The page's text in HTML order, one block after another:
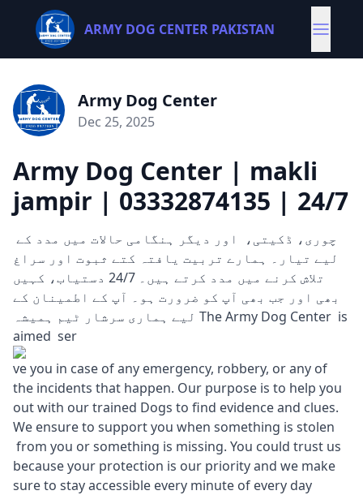
ARMY DOG CENTER PAKISTAN
Army Dog Center
Dec 25, 2025
Army Dog Center | makli
jampir | 03332874135 | 24/7
لیے تیار۔ ہمارے تربیت یافتہ کتے ثبوت اور سراغ
تلاش کرنے میں مدد کرتے ہیں۔ 24/7 دستیاب، کہیں
بھی اور جب بھی آپ کو ضرورت ہو۔ آپ کے اطمینان کے
لیے ہماری سرشار ٹیم ہمیشہ The Army Dog Center is
aimed ser
ve you in case of any emergency, robbery, or any of
the incidents that happen. Our purpose is to help you
out with our trained Dogs to find evidence and clues.
We ensure to support you when something is stolen
from you or something is missing. You could trust us
because your protection is our priority and we make
sure to stay accessible every minute of every day